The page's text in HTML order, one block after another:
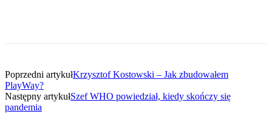
Poprzedni artykułKrzysztof Kostowski – Jak zbudowałem
PlayWay?
Następny artykułSzef WHO powiedział, kiedy skończy się
pandemia